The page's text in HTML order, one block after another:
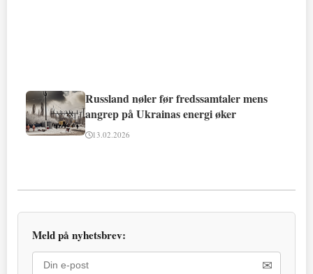
Russland nøler før fredssamtaler mens
angrep på Ukrainas energi øker
13.02.2026
Meld på nyhetsbrev:
✉